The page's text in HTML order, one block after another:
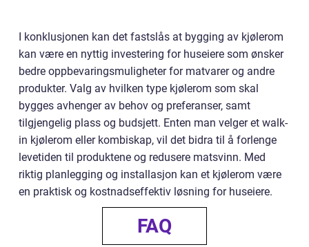
I konklusjonen kan det fastslås at bygging av kjølerom
kan være en nyttig investering for huseiere som ønsker
bedre oppbevaringsmuligheter for matvarer og andre
produkter. Valg av hvilken type kjølerom som skal
bygges avhenger av behov og preferanser, samt
tilgjengelig plass og budsjett. Enten man velger et walk-
in kjølerom eller kombiskap, vil det bidra til å forlenge
levetiden til produktene og redusere matsvinn. Med
riktig planlegging og installasjon kan et kjølerom være
en praktisk og kostnadseffektiv løsning for huseiere.
FAQ